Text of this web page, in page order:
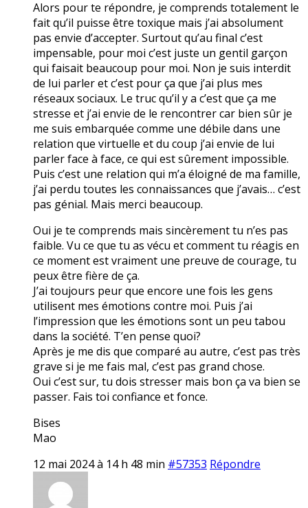
Alors pour te répondre, je comprends totalement le
fait qu’il puisse être toxique mais j’ai absolument
pas envie d’accepter. Surtout qu’au final c’est
impensable, pour moi c’est juste un gentil garçon
qui faisait beaucoup pour moi. Non je suis interdit
de lui parler et c’est pour ça que j’ai plus mes
réseaux sociaux. Le truc qu’il y a c’est que ça me
stresse et j’ai envie de le rencontrer car bien sûr je
me suis embarquée comme une débile dans une
relation que virtuelle et du coup j’ai envie de lui
parler face à face, ce qui est sûrement impossible.
Puis c’est une relation qui m’a éloigné de ma famille,
j’ai perdu toutes les connaissances que j’avais… c’est
pas génial. Mais merci beaucoup.
Oui je te comprends mais sincèrement tu n’es pas
faible. Vu ce que tu as vécu et comment tu réagis en
ce moment est vraiment une preuve de courage, tu
peux être fière de ça.
J’ai toujours peur que encore une fois les gens
utilisent mes émotions contre moi. Puis j’ai
l’impression que les émotions sont un peu tabou
dans la société. T’en pense quoi?
Après je me dis que comparé au autre, c’est pas très
grave si je me fais mal, c’est pas grand chose.
Oui c’est sur, tu dois stresser mais bon ça va bien se
passer. Fais toi confiance et fonce.
Bises
Mao
12 mai 2024 à 14 h 48 min #57353 Répondre